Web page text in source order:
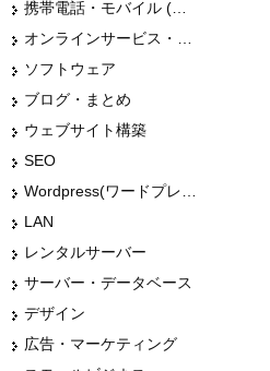
ソフトウェア
ブログ・まとめ
ウェブサイト構築
SEO
LAN
レンタルサーバー
サーバー・データベース
デザイン
広告・マーケティング